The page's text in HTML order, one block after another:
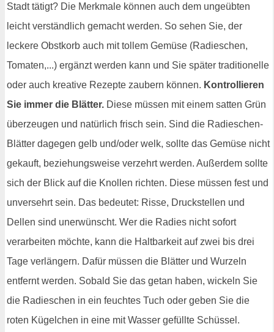
Stadt tätigt? Die Merkmale können auch dem ungeübten
leicht verständlich gemacht werden. So sehen Sie, der
leckere Obstkorb auch mit tollem Gemüse (Radieschen,
Tomaten,...) ergänzt werden kann und Sie später traditionelle
oder auch kreative Rezepte zaubern können. Kontrollieren
Sie immer die Blätter. Diese müssen mit einem satten Grün
überzeugen und natürlich frisch sein. Sind die Radieschen-
Blätter dagegen gelb und/oder welk, sollte das Gemüse nicht
gekauft, beziehungsweise verzehrt werden. Außerdem sollte
sich der Blick auf die Knollen richten. Diese müssen fest und
unversehrt sein. Das bedeutet: Risse, Druckstellen und
Dellen sind unerwünscht. Wer die Radies nicht sofort
verarbeiten möchte, kann die Haltbarkeit auf zwei bis drei
Tage verlängern. Dafür müssen die Blätter und Wurzeln
entfernt werden. Sobald Sie das getan haben, wickeln Sie
die Radieschen in ein feuchtes Tuch oder geben Sie die
roten Kügelchen in eine mit Wasser gefüllte Schüssel.